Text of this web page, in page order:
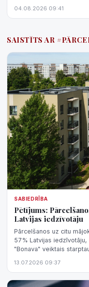
04.08.2026 09:41
SAISTĪTS AR
SABIEDRĪBA
Pētījums:
Latvijas iedzīvotāju
Pārcelšanos uz citu
57% Latvijas
"Bonava" veiktais
13.07.2026 09:37